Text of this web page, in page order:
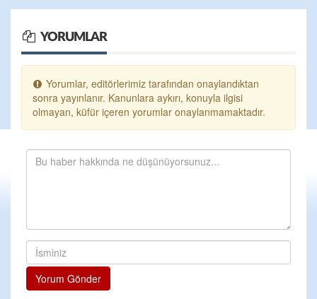
YORUMLAR
Yorumlar, editörlerimiz tarafından onaylandıktan
sonra yayınlanır. Kanunlara aykırı, konuyla ilgisi
olmayan, küfür içeren yorumlar onaylanmamaktadır.
Yorum Gönder